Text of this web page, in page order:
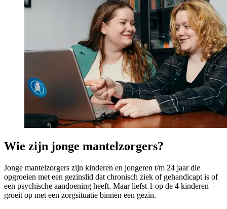
Wie zijn jonge mantelzorgers?
Jonge mantelzorgers zijn kinderen en jongeren t/m 24 jaar die
opgroeien met een gezinslid dat chronisch ziek of gehandicapt is of
een psychische aandoening heeft. Maar liefst 1 op de 4 kinderen
groeit op met een zorgsituatie binnen een gezin.